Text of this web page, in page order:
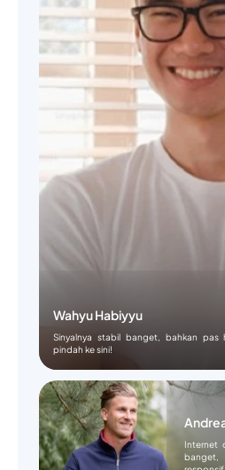
Wahyu Habiyyu
Sinyalnya stabil banget, bahkan pas
pindah ke sini!
Internet
banget,